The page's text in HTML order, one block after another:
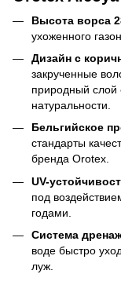
Высота ворса
ухоженного
Дизайн с
закрученные
природный слой
натуральности.
Бельгийское
стандарты
бренда Orotex.
UV-
под
годами.
Система
воде быстро
луж.